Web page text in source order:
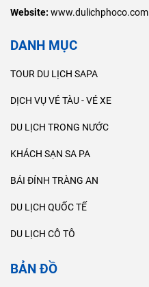
Website: www.dulichphoco.com
DANH MỤC
TOUR DU LỊCH SAPA
DỊCH VỤ VÉ TÀU - VÉ XE
DU LỊCH TRONG NƯỚC
KHÁCH SẠN SA PA
BÁI ĐÍNH TRÀNG AN
DU LỊCH QUỐC TẾ
DU LỊCH CÔ TÔ
BẢN ĐỒ